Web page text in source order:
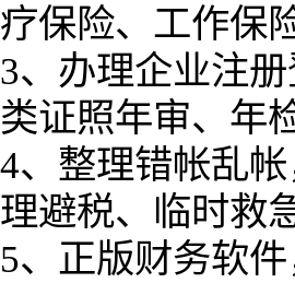
疗保险、工作保
3、办理企业注
类证照年审、年
4、整理错帐乱
理避税、临时救
5、正版财务软